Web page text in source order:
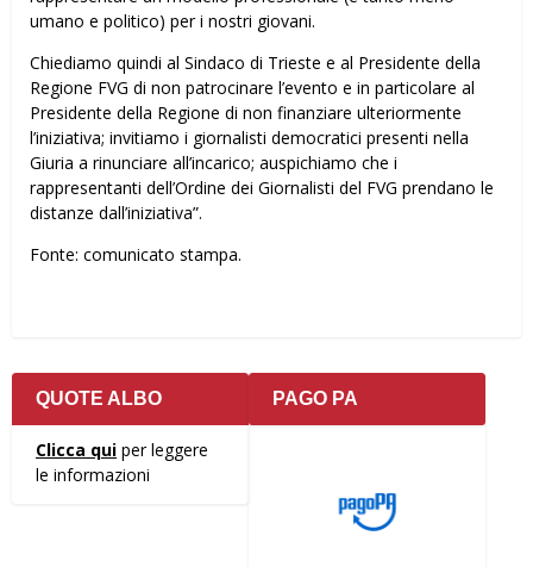
umano e politico) per i nostri giovani.
Chiediamo quindi al Sindaco di Trieste e al Presidente della
Regione FVG di non patrocinare l’evento e in particolare al
Presidente della Regione di non finanziare ulteriormente
l’iniziativa; invitiamo i giornalisti democratici presenti nella
Giuria a rinunciare all’incarico; auspichiamo che i
rappresentanti dell’Ordine dei Giornalisti del FVG prendano le
distanze dall’iniziativa”.
Fonte: comunicato stampa.
QUOTE ALBO
Clicca qui per leggere
le informazioni
PAGO PA